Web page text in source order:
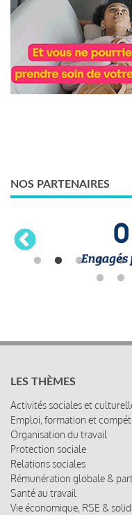
NOS PARTENAIRES
LES THÈMES
Activités sociales et
Emploi, formation et
Organisation du travail
Protection sociale
Relations sociales
Rémunération globale &
Santé au travail
Vie économique, RSE &